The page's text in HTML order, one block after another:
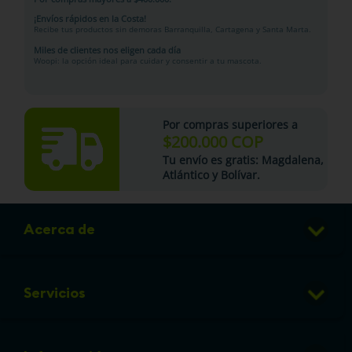
¡Envíos rápidos en la Costa!
Recibe tus productos sin demoras Barranquilla, Cartagena y Santa Marta.
Miles de clientes nos eligen cada día
Woopi: la opción ideal para cuidar y consentir a tu mascota.
Por compras superiores a
$200.000 COP
Tu envío es gratis: Magdalena,
Atlántico y Bolívar.
Acerca de
Club de Puntos
Servicios
Veterinaria